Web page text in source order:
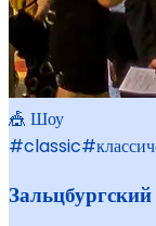
🎪 Шоу
#classic#